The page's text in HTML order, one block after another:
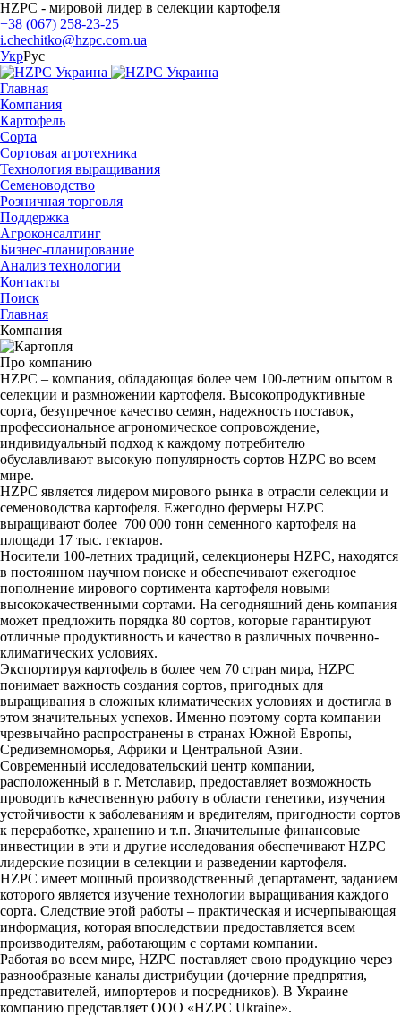
HZPC - мировой лидер в селекции картофеля
+38 (067) 258-23-25
i.chechitko@hzpc.com.ua
УкрРус
Главная
Компания
Картофель
Сорта
Сортовая агротехника
Технология выращивания
Семеноводство
Розничная торговля
Поддержка
Агроконсалтинг
Бизнес-планирование
Анализ технологии
Контакты
Поиск
Главная
Компания
Про компанию
HZPC – компания, обладающая более чем 100-летним опытом в
селекции и размножении картофеля. Высокопродуктивные
сорта, безупречное качество семян, надежность поставок,
профессиональное агрономическое сопровождение,
индивидуальный подход к каждому потребителю
обуславливают высокую популярность сортов HZPC во всем
мире.
HZPC является лидером мирового рынка в отрасли селекции и
семеноводства картофеля. Ежегодно фермеры HZPC
выращивают более 700 000 тонн семенного картофеля на
площади 17 тыс. гектаров.
Носители 100-летних традиций, селекционеры HZPC, находятся
в постоянном научном поиске и обеспечивают ежегодное
пополнение мирового сортимента картофеля новыми
высококачественными сортами. На сегодняшний день компания
может предложить порядка 80 сортов, которые гарантируют
отличные продуктивность и качество в различных почвенно-
климатических условиях.
Экспортируя картофель в более чем 70 стран мира, HZPC
понимает важность создания сортов, пригодных для
выращивания в сложных климатических условиях и достигла в
этом значительных успехов. Именно поэтому сорта компании
чрезвычайно распространены в странах Южной Европы,
Средиземноморья, Африки и Центральной Азии.
Современный исследовательский центр компании,
расположенный в г. Метславир, предоставляет возможность
проводить качественную работу в области генетики, изучения
устойчивости к заболеваниям и вредителям, пригодности сортов
к переработке, хранению и т.п. Значительные финансовые
инвестиции в эти и другие исследования обеспечивают HZPC
лидерские позиции в селекции и разведении картофеля.
HZPC имеет мощный производственный департамент, заданием
которого является изучение технологии выращивания каждого
сорта. Следствие этой работы – практическая и исчерпывающая
информация, которая впоследствии предоставляется всем
производителям, работающим с сортами компании.
Работая во всем мире, HZPC поставляет свою продукцию через
разнообразные каналы дистрибуции (дочерние предпрятия,
представителей, импортеров и посредников). В Украине
компанию представляет ООО «HZPC Ukraine».